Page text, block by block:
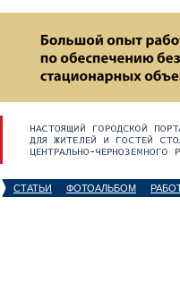
СТАТЬИ ФОТОАЛЬБОМ